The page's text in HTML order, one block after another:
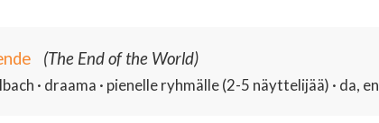
(The End of the World)
· draama · pienelle ryhmälle (2-5 näyttelijää) · da, en